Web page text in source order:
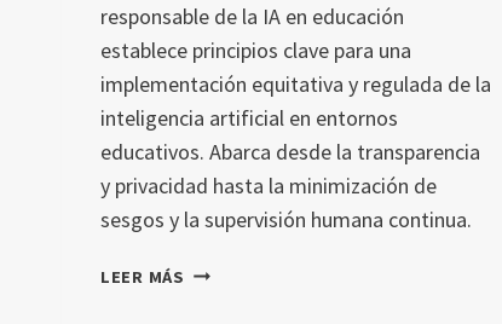
responsable de la IA en educación
establece principios clave para una
implementación equitativa y regulada de la
inteligencia artificial en entornos
educativos. Abarca desde la transparencia
y privacidad hasta la minimización de
sesgos y la supervisión humana continua.
LEER MÁS DECÁLOGO